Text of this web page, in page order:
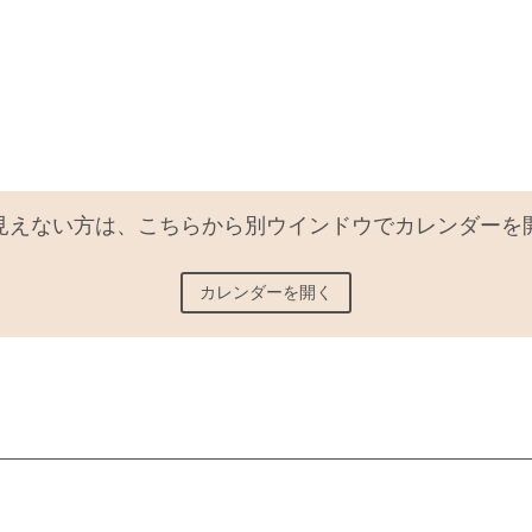
えない方は、こちらから別ウインドウでカレンダーを
カレンダーを開く